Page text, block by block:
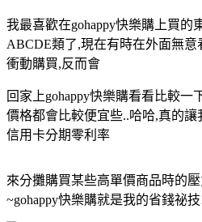
我最喜歡在gohappy快樂購上買的
ABCDE類了,現在有時在外面無
衝動購買,反而會
回家上gohappy快樂購看看比較一
價格都會比較便宜些..哈哈,真的讓
信用卡分期零利率
來分攤購買某些高單價商品時的
~gohappy快樂購就是我的省錢祕